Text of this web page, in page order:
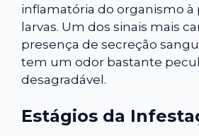
inflamatória do organismo à
larvas. Um dos sinais mais
presença de secreção
tem um odor bastante
desagradável.
Estágios da